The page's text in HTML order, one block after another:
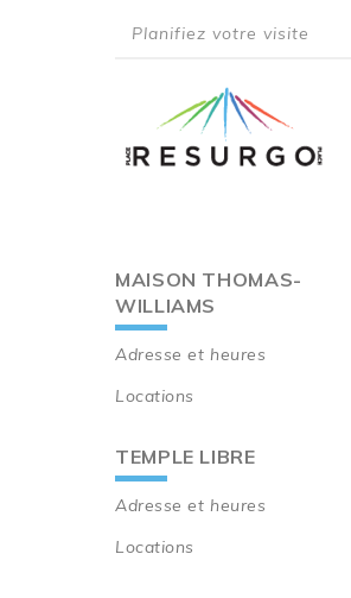
menu
Planifiez votre visite
Main
navigation
MAISON THOMAS-
WILLIAMS
Adresse et heures
Locations
TEMPLE LIBRE
Adresse et heures
Locations